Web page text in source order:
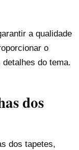
a qualidade
o
do tema.
dos
dos tapetes,